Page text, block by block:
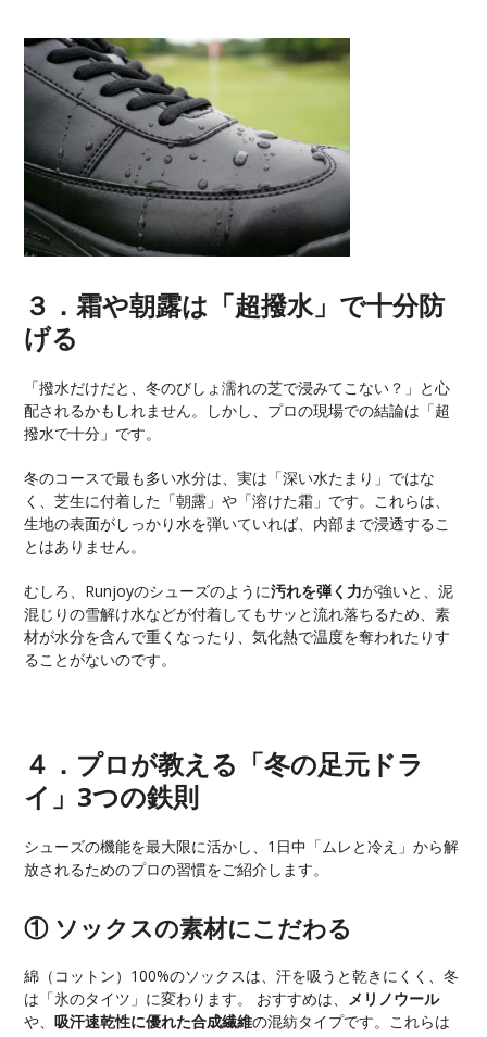
３．霜や朝露は「超撥水」で十分防
げる
「撥水だけだと、冬のびしょ濡れの芝で浸みてこない？」と心
配されるかもしれません。しかし、プロの現場での結論は「超
撥水で十分」です。
冬のコースで最も多い水分は、実は「深い水たまり」ではな
く、芝生に付着した「朝露」や「溶けた霜」です。これらは、
生地の表面がしっかり水を弾いていれば、内部まで浸透するこ
とはありません。
むしろ、Runjoyのシューズのように汚れを弾く力が強いと、泥
混じりの雪解け水などが付着してもサッと流れ落ちるため、素
材が水分を含んで重くなったり、気化熱で温度を奪われたりす
ることがないのです。
４．プロが教える「冬の足元ドラ
イ」3つの鉄則
シューズの機能を最大限に活かし、1日中「ムレと冷え」から解
放されるためのプロの習慣をご紹介します。
① ソックスの素材にこだわる
綿（コットン）100%のソックスは、汗を吸うと乾きにくく、冬
は「氷のタイツ」に変わります。 おすすめは、 メリノウール
や、吸汗速乾性に優れた合成繊維の混紡タイプです。これらは